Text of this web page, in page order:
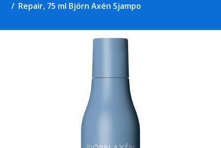
Repair, 75 ml Björn Axén Sjampo